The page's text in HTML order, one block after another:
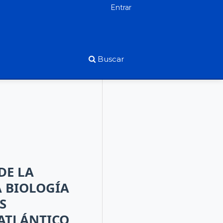
Buscar
Entrar
LA
BIOLOGÍA